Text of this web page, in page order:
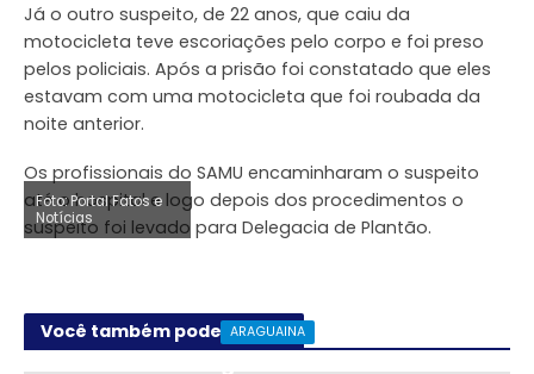
Já o outro suspeito, de 22 anos, que caiu da
motocicleta teve escoriações pelo corpo e foi preso
pelos policiais. Após a prisão foi constatado que eles
estavam com uma motocicleta que foi roubada da
noite anterior.
Os profissionais do SAMU encaminharam o suspeito
até o hospital e logo depois dos procedimentos o
suspeito foi levado para Delegacia de Plantão.
Foto: Portal Fatos e
Notícias
Foto: Portal Fatos e
Notícias
Você também pode gostar
ARAGUAINA